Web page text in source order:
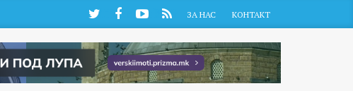
TwitterFacebookYouTube
RSS ЗА НАС КОНТАКТ